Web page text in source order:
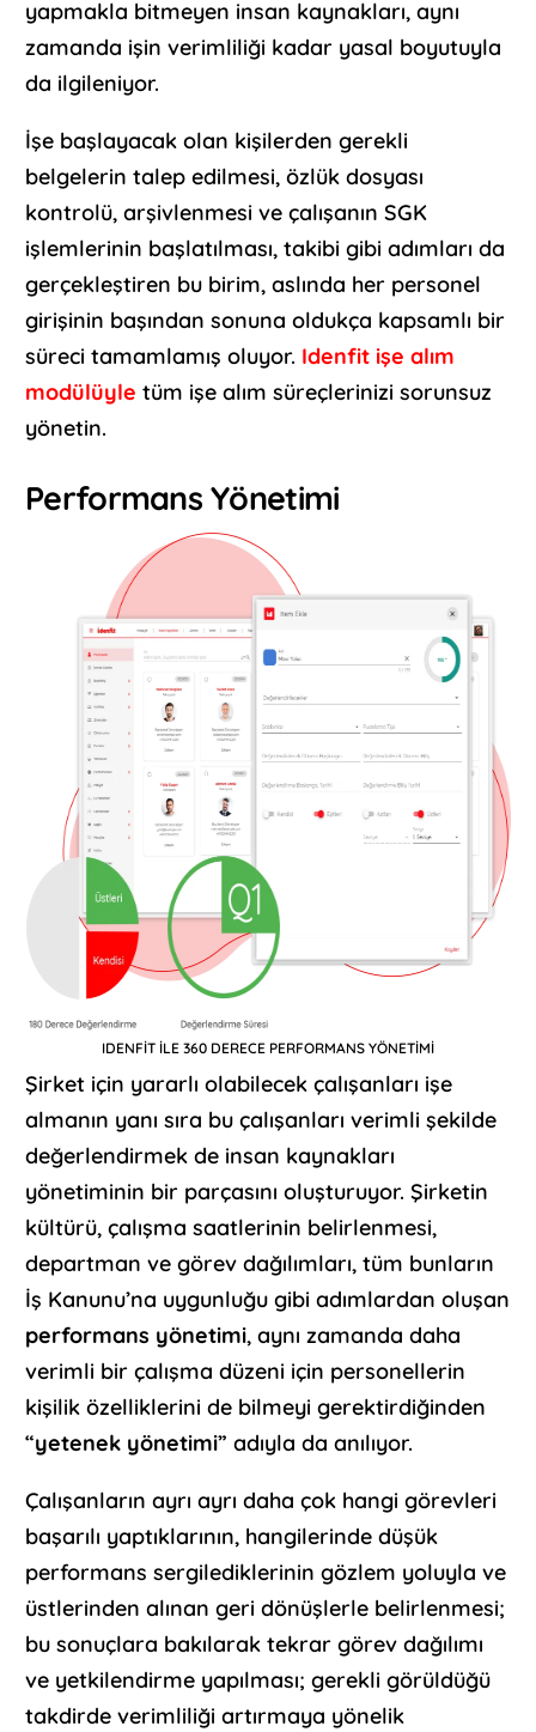
yapmakla bitmeyen insan kaynakları, aynı
zamanda işin verimliliği kadar yasal boyutuyla
da ilgileniyor.
İşe başlayacak olan kişilerden gerekli
belgelerin talep edilmesi, özlük dosyası
kontrolü, arşivlenmesi ve çalışanın SGK
işlemlerinin başlatılması, takibi gibi adımları da
gerçekleştiren bu birim, aslında her personel
girişinin başından sonuna oldukça kapsamlı bir
süreci tamamlamış oluyor. Idenfit işe alım
modülüyle tüm işe alım süreçlerinizi sorunsuz
yönetin.
Performans Yönetimi
IDENFİT İLE 360 DERECE PERFORMANS YÖNETİMİ
Şirket için yararlı olabilecek çalışanları işe
almanın yanı sıra bu çalışanları verimli şekilde
değerlendirmek de insan kaynakları
yönetiminin bir parçasını oluşturuyor. Şirketin
kültürü, çalışma saatlerinin belirlenmesi,
departman ve görev dağılımları, tüm bunların
İş Kanunu’na uygunluğu gibi adımlardan oluşan
performans yönetimi, aynı zamanda daha
verimli bir çalışma düzeni için personellerin
kişilik özelliklerini de bilmeyi gerektirdiğinden
“yetenek yönetimi” adıyla da anılıyor.
Çalışanların ayrı ayrı daha çok hangi görevleri
başarılı yaptıklarının, hangilerinde düşük
performans sergilediklerinin gözlem yoluyla ve
üstlerinden alınan geri dönüşlerle belirlenmesi;
bu sonuçlara bakılarak tekrar görev dağılımı
ve yetkilendirme yapılması; gerekli görüldüğü
takdirde verimliliği artırmaya yönelik